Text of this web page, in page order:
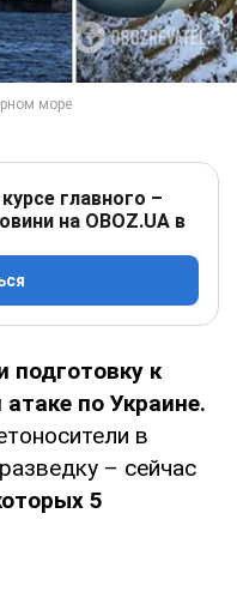
главного –
на OBOZ.UA в
подготовку к
по Украине.
в
– сейчас
5